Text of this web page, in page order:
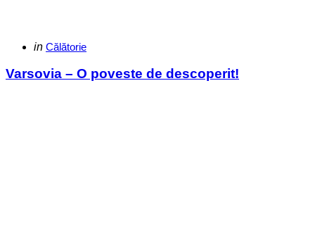
Categories
Posted
in Călătorie
Varsovia – O poveste de descoperit!